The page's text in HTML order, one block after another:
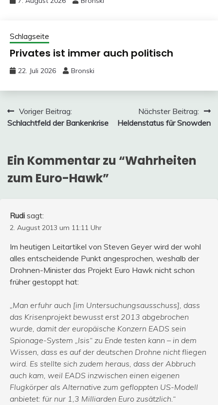
Schlagseite
Privates ist immer auch politisch
22. Juli 2026 Bronski
Beitragsnavigation
Voriger Beitrag:
Schlachtfeld der Bankenkrise
Nächster Beitrag:
Heldenstatus für Snowden
Ein Kommentar zu “Wahrheiten
zum Euro-Hawk”
Rudi sagt:
2. August 2013 um 11:11 Uhr
Im heutigen Leitartikel von Steven Geyer wird der wohl
alles entscheidende Punkt angesprochen, weshalb der
Drohnen-Minister das Projekt Euro Hawk nicht schon
früher gestoppt hat:
„Man erfuhr auch [im Untersuchungsausschuss], dass
das Krisenprojekt bewusst erst 2013 abgebrochen
wurde, damit der europäische Konzern EADS sein
Spionage-System „Isis“ zu Ende testen kann – in dem
Wissen, dass es auf der deutschen Drohne nicht fliegen
wird. Es stellte sich zudem heraus, dass der Abbruch
auch kam, weil EADS inzwischen einen eigenen
Flugkörper als Alternative zum gefloppten US-Modell
anbietet: für nur 1,3 Milliarden Euro zusätzlich.“